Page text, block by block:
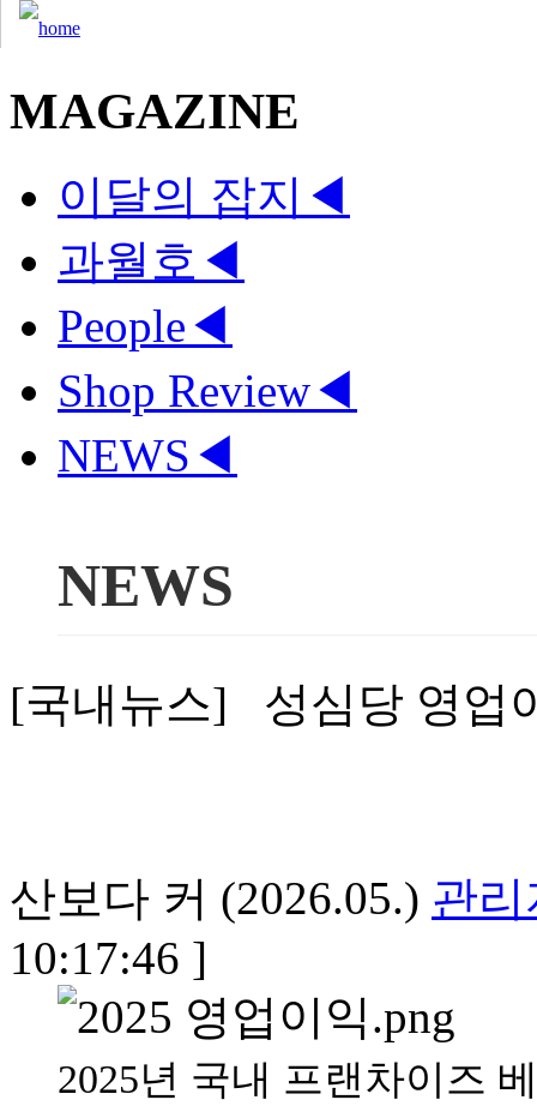
MAGAZINE
이달의 잡지 ◀
과월호 ◀
People◀
Shop Review◀
NEWS ◀
NEWS
[국내뉴스] 성심당 영업
산보다 커 (2026.05.) 관
10:17:46 ]
2025년 국내 프랜차이즈